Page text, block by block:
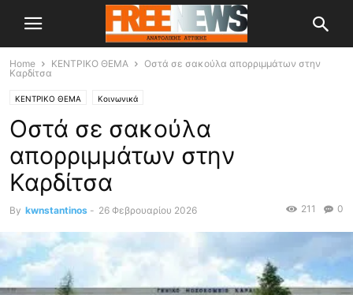
Home ΚΕΝΤΡΙΚΟ ΘΕΜΑ
Οστά σε σακούλα απορριμμάτων στην
Καρδίτσα
ΚΕΝΤΡΙΚΟ ΘΕΜΑ Κοινωνικά
Οστά σε σακούλα
απορριμμάτων στην
Καρδίτσα
By kwnstantinos - 26 Φεβρουαρίου 2026 0
211